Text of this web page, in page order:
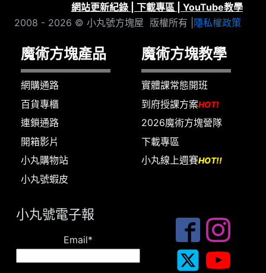
網站更新紀錄
下載專區
YouTube教學
2008 - 2026 © 小丸號方塊屋 版權所有 | 隱私權政策
魔術方塊產品
網購通路
百貨專櫃
連鎖通路
開箱影片
小丸購物站
小丸號蝦皮
魔術方塊教學
實體課常態開班
到府授課方案HOT!
2026魔術方塊營隊
下載專區
小丸線上週賽HOT!!
小丸號電子報
Email*